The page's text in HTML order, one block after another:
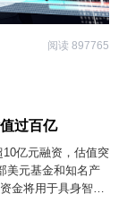
阅读 897765
过百亿
亿元融资，估值突
美元基金和知名产
金将用于具身智能